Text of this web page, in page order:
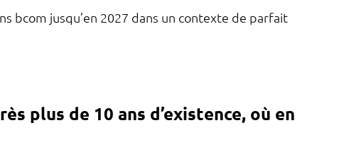
bcom jusqu’en 2027 dans un contexte de parfait
plus de 10 ans d’existence, où en